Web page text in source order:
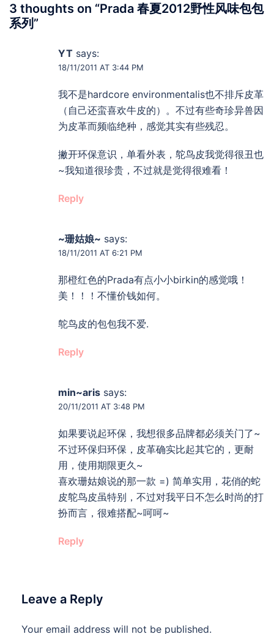
3 thoughts on “Prada 春夏2012野性风味包包
系列”
YT says:
18/11/2011 AT 3:44 PM
我不是hardcore environmentalis也不排斥皮革
（自己还蛮喜欢牛皮的）。不过有些奇珍异兽因
为皮革而频临绝种，感觉其实有些残忍。
撇开环保意识，单看外表，鸵鸟皮我觉得很丑也
~我知道很珍贵，不过就是觉得很难看！
Reply
~珊姑娘~ says:
18/11/2011 AT 6:21 PM
那橙红色的Prada有点小小birkin的感觉哦！
美！！！不懂价钱如何。
鸵鸟皮的包包我不爱.
Reply
min~aris says:
20/11/2011 AT 3:48 PM
如果要说起环保，我想很多品牌都必须关门了~
不过环保归环保，皮革确实比起其它的，更耐
用，使用期限更久~
喜欢珊姑娘说的那一款 =) 简单实用，花俏的蛇
皮鸵鸟皮虽特别，不过对我平日不怎么时尚的打
扮而言，很难搭配~呵呵~
Reply
Leave a Reply
Your email address will not be published.